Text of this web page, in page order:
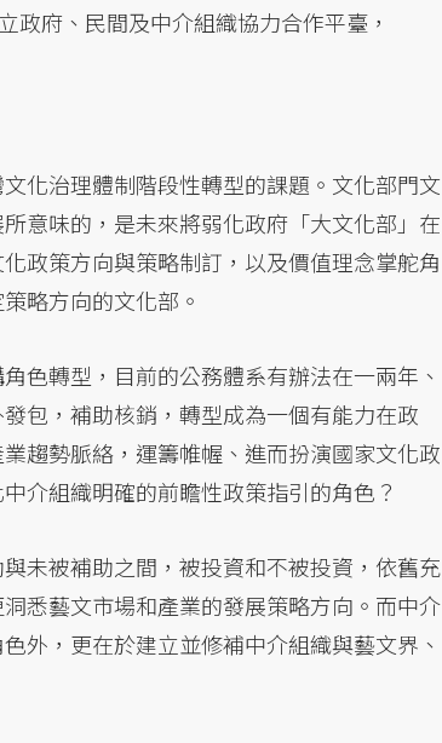
政府、民間及中介組織協力合作平臺，
化治理體制階段性轉型的課題。文化部門文
意味的，是未來將弱化政府「大文化部」在
政策方向與策略制訂，以及價值理念掌舵角
略方向的文化部。
色轉型，目前的公務體系有辦法在一兩年、
包，補助核銷，轉型成為一個有能力在政
趨勢脈絡，運籌帷幄、進而扮演國家文化政
介組織明確的前瞻性政策指引的角色？
未被補助之間，被投資和不被投資，依舊充
悉藝文市場和產業的發展策略方向。而中介
外，更在於建立並修補中介組織與藝文界、